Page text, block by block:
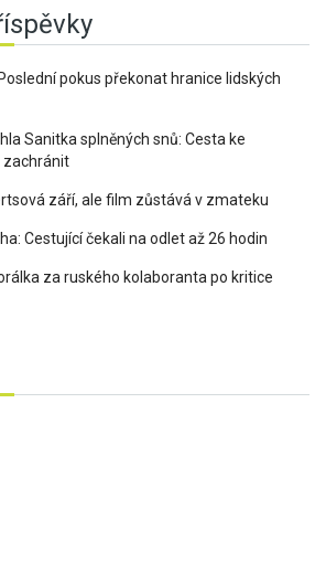
pokus překonat hranice lidských
Sanitka splněných snů: Cesta ke
zachránit
září, ale film zůstává v zmateku
Cestující čekali na odlet až 26 hodin
za ruského kolaboranta po kritice